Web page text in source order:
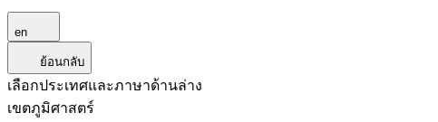
en
ย้อนกลับ
เลือกประเทศและภาษาด้านล่าง
เขตภูมิศาสตร์